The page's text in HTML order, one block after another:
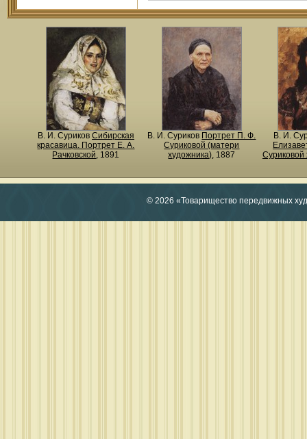
В. И. Суриков Сибирская
красавица. Портрет Е. А.
Рачковской, 1891
В. И. Суриков Портрет П. Ф.
Суриковой (матери
художника), 1887
В. И.
© 2026 «Товарищество передвижных